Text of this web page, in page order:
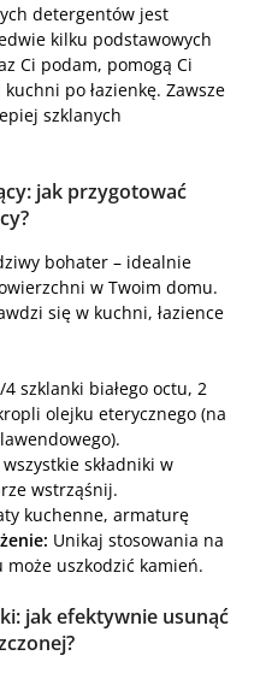
detergentów jest
kilku podstawowych
Ci podam, pomogą Ci
po łazienkę. Zawsze
szklanych
jak przygotować
bohater – idealnie
w Twoim domu.
się w kuchni, łazience
szklanki białego octu, 2
olejku eterycznego (na
składniki w
wstrząśnij.
kuchenne, armaturę
Unikaj stosowania na
uszkodzić kamień.
jak efektywnie usunąć